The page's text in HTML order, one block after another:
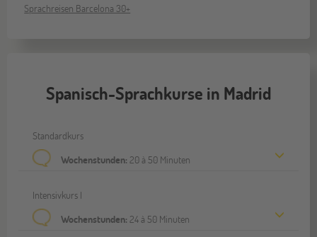
Sprachreisen Barcelona 30+
Spanisch-Sprachkurse in Madrid
Standardkurs
Wochenstunden: 20 à 50 Minuten
Intensivkurs I
Wochenstunden: 24 à 50 Minuten